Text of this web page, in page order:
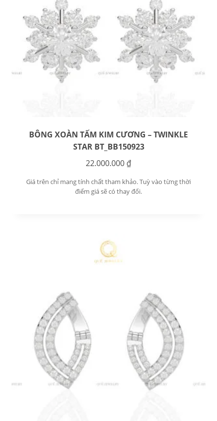
BÔNG XOÀN TẤM KIM CƯƠNG – TWINKLE
STAR BT_BB150923
22.000.000 ₫
Giá trên chỉ mang tính chất tham khảo. Tuỳ vào từng thời
điểm giá sẽ có thay đổi.